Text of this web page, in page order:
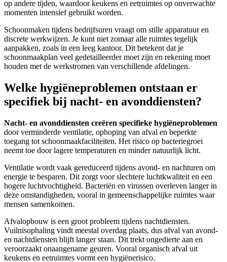
op andere tijden, waardoor keukens en eetruimtes op onverwachte
momenten intensief gebruikt worden.
Schoonmaken tijdens bedrijfsuren vraagt om stille apparatuur en
discrete werkwijzen. Je kunt niet zomaar alle ruimtes tegelijk
aanpakken, zoals in een leeg kantoor. Dit betekent dat je
schoonmaakplan veel gedetailleerder moet zijn en rekening moet
houden met de werkstromen van verschillende afdelingen.
Welke hygiëneproblemen ontstaan er
specifiek bij nacht- en avonddiensten?
Nacht- en avonddiensten creëren specifieke hygiëneproblemen
door verminderde ventilatie, ophoping van afval en beperkte
toegang tot schoonmaakfaciliteiten. Het risico op bacteriegroei
neemt toe door lagere temperaturen en minder natuurlijk licht.
Ventilatie wordt vaak gereduceerd tijdens avond- en nachturen om
energie te besparen. Dit zorgt voor slechtere luchtkwaliteit en een
hogere luchtvochtigheid. Bacteriën en virussen overleven langer in
deze omstandigheden, vooral in gemeenschappelijke ruimtes waar
mensen samenkomen.
Afvalopbouw is een groot probleem tijdens nachtdiensten.
Vuilnisophaling vindt meestal overdag plaats, dus afval van avond-
en nachtdiensten blijft langer staan. Dit trekt ongedierte aan en
veroorzaakt onaangename geuren. Vooral organisch afval uit
keukens en eetruimtes vormt een hygiënerisico.